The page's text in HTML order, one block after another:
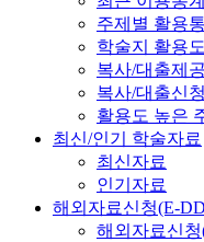
주제별 활용
학술지 활용
복사/대출제
복사/대출신
활용도 높은
최신/인기 학술자료
최신자료
인기자료
해외자료신청(E-
해외자료신